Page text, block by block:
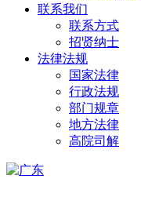
联系我们
联系方式
招贤纳士
法律法规
国家法律
行政法规
部门规章
地方法律
高院司解